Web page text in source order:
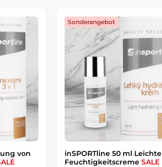
von
Sonderangebot
inSPORTline 50 ml Leichte
Feuchtigkeitscreme SALE